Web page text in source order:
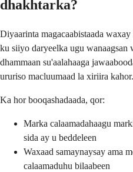
dhakhtarka?
Diyaarinta magacaabistaada
ku siiyo daryeelka ugu wanaagsan
dhammaan su'aalahaaga
ururiso macluumaad la xiriira kahor.
Ka hor booqashadaada, qor:
Marka calaamadahaagu
sida ay u beddeleen
Waxaad samaynaysay ama
calaamaduhu bilaabeen